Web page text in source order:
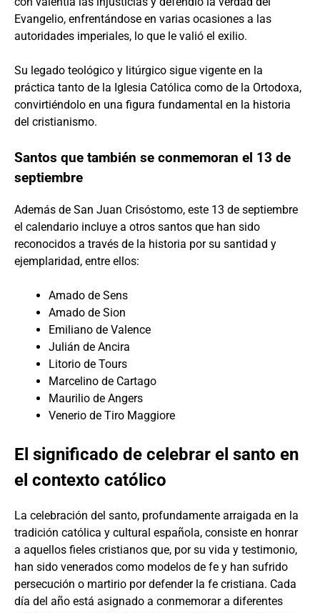
Evangelio, enfrentándose en varias ocasiones a las
autoridades imperiales, lo que le valió el exilio.
Su legado teológico y litúrgico sigue vigente en la
práctica tanto de la Iglesia Católica como de la Ortodoxa,
convirtiéndolo en una figura fundamental en la historia
del cristianismo.
Santos que también se conmemoran el 13 de
septiembre
Además de San Juan Crisóstomo, este 13 de septiembre
el calendario incluye a otros santos que han sido
reconocidos a través de la historia por su santidad y
ejemplaridad, entre ellos:
Amado de Sens
Amado de Sion
Emiliano de Valence
Julián de Ancira
Litorio de Tours
Marcelino de Cartago
Maurilio de Angers
Venerio de Tiro Maggiore
El significado de celebrar el santo en
el contexto católico
La celebración del santo, profundamente arraigada en la
tradición católica y cultural española, consiste en honrar
a aquellos fieles cristianos que, por su vida y testimonio,
han sido venerados como modelos de fe y han sufrido
persecución o martirio por defender la fe cristiana. Cada
día del año está asignado a conmemorar a diferentes